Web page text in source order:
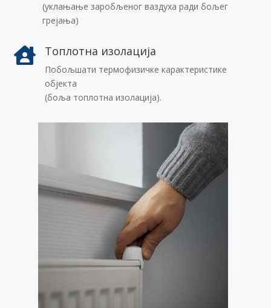
(уклањање заробљеног ваздуха ради бољег
грејања)
 Топлотна изолација
Побољшати термофизичке карактеристике
објекта
(боља топлотна изолација).